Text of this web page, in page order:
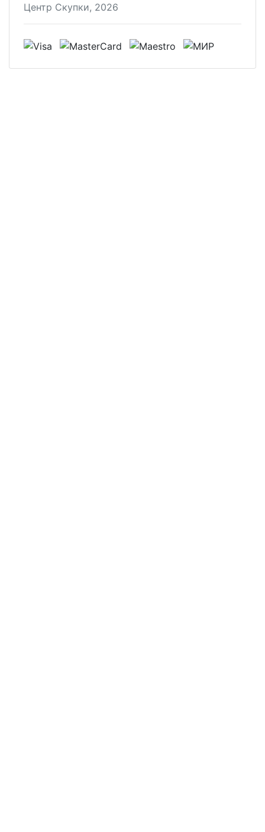
Центр Скупки, 2026